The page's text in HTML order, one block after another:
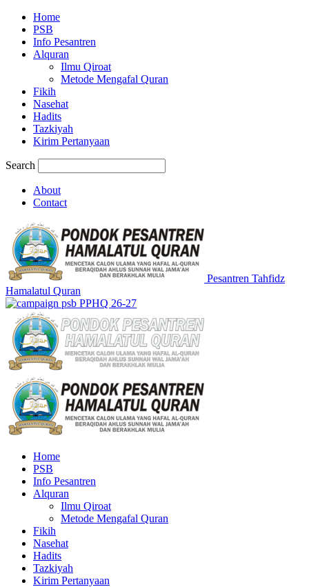
Home
PSB
Info Pesantren
Alquran
Ilmu Qiroat
Metode Mengafal Quran
Fikih
Nasehat
Hadits
Tazkiyah
Kirim Pertanyaan
Search
About
Contact
Pesantren Tahfidz
Hamalatul Quran
Home
PSB
Info Pesantren
Alquran
Ilmu Qiroat
Metode Mengafal Quran
Fikih
Nasehat
Hadits
Tazkiyah
Kirim Pertanyaan